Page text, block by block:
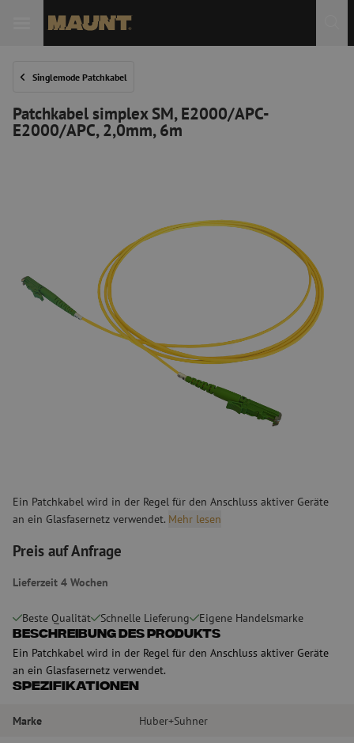
Singlemode Patchkabel
Patchkabel simplex SM, E2000/APC-
E2000/APC, 2,0mm, 6m
Ein Patchkabel wird in der Regel für den Anschluss aktiver Geräte
an ein Glasfasernetz verwendet. Mehr lesen
Preis auf Anfrage
Lieferzeit 4 Wochen
Beste Qualität Schnelle Lieferung Eigene Handelsmarke
Beschreibung des Produkts
Ein Patchkabel wird in der Regel für den Anschluss aktiver Geräte
an ein Glasfasernetz verwendet.
Spezifikationen
Marke Huber+Suhner